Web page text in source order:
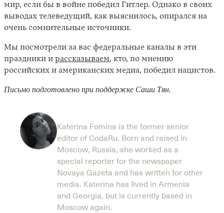
мир, если бы в войне победил Гитлер. Однако в своих
выводах телеведущий, как выяснилось, опирался на
очень сомнительные источники.
Мы посмотрели за вас федеральные каналы в эти
праздники и рассказываем, кто, по мнению
российских и американских медиа, победил нацистов.
Письмо подготовлено при поддержке Саши Тян.
Katerina Fomina is the former senior
editor of CodaRu. Born and raised in
Moscow, Russia, she worked as a
special reporter for the newspaper
Novaya Gazeta and has written for other
media. Katerina has lived in Armenia
and Georgia, but is currently based in
Moscow again.